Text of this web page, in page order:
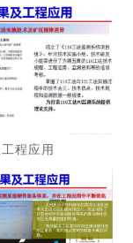
程应用